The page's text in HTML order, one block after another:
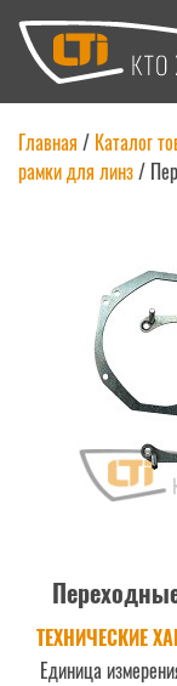
Главная / Каталог
рамки для линз/
ТЕХНИЧЕСКИЕ
Единица